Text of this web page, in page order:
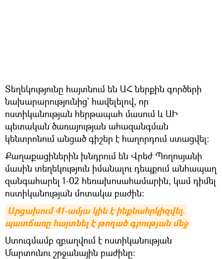
Տեղեկությունը հայտնում են ԱՀ ներքին գործերի
նախարարությունից` հավելելով, որ
ոստիկանության հերթապահ մասում և ԱԻ
պետական ծառայության ահազանգման
կենտրոնում անցած գիշեր է հաղորդում ստացվել։
Քաղաքացիներին խնդրում են Վրեժ Պողոսյանի
մասին տեղեկություն իմանալու դեպքում անհապաղ
զանգահարել 1-02 հեռախոսահամարին, կամ դիմել
ոստիկանության մոտակա բաժին:
Արցախում 41-ամյա կին է ինքնահրկիզվել.
պատճառը հայտնել է թողած գրության մեջ
Ստուգմամբ զբաղվում է ոստիկանության
Մարտունու շրջանային բաժինը: